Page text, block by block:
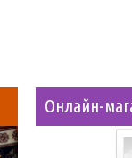
Онлайн-